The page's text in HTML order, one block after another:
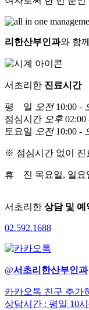
리한산부인과와 함께
서초리한 진료시간
평 일 오전10:00 -
점심시간 오후02:00
토요일 오전10:00 -
※ 점심시간 없이 진
휴 진 목요일, 일요
서초리한 상담 및 예
02.592.1688
@서초리한산부인과
카카오톡 친구 추가
상담시간 : 평일 10